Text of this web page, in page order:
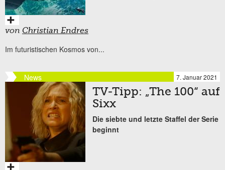
von Christian Endres
Im futuristischen Kosmos von...
News 7. Januar 2021
TV-Tipp: „The 100“ auf
Sixx
Die siebte und letzte Staffel der Serie
beginnt